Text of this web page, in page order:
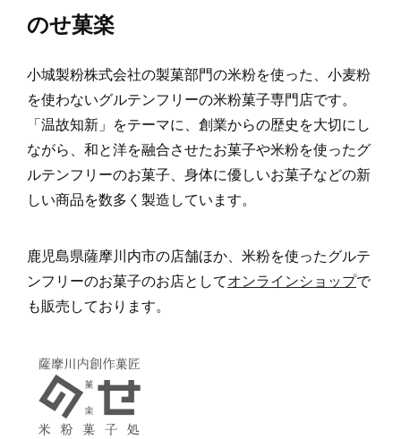
のせ菓楽
小城製粉株式会社の製菓部門の米粉を使った、小麦粉
を使わないグルテンフリーの米粉菓子専門店です。
「温故知新」をテーマに、創業からの歴史を大切にし
ながら、和と洋を融合させたお菓子や米粉を使ったグ
ルテンフリーのお菓子、身体に優しいお菓子などの新
しい商品を数多く製造しています。
鹿児島県薩摩川内市の店舗ほか、米粉を使ったグルテ
ンフリーのお菓子のお店としてオンラインショップで
も販売しております。